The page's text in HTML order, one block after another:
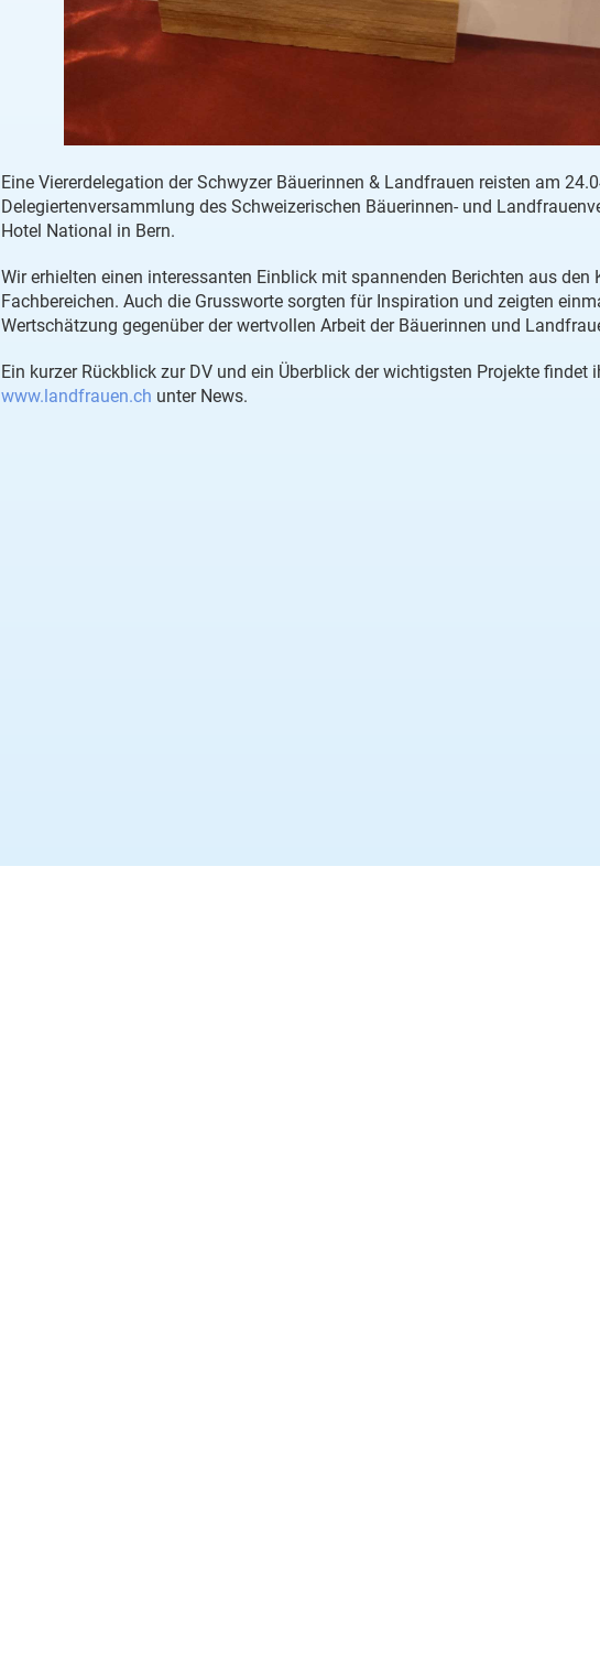
Eine Viererdelegation der Schwyzer Bäuerinnen & Landfrauen reisten am
Delegiertenversammlung des Schweizerischen Bäuerinnen- und
Hotel National in Bern.
Wir erhielten einen interessanten Einblick mit spannenden Berichten aus den
Fachbereichen. Auch die Grussworte sorgten für Inspiration und zeigten
Wertschätzung gegenüber der wertvollen Arbeit der Bäuerinnen und
Ein kurzer Rückblick zur DV und ein Überblick der wichtigsten Projekte findet
www.landfrauen.ch unter News.